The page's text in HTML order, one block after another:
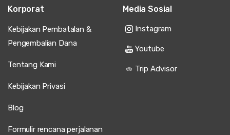
Korporat
Kebijakan Pembatalan &
Pengembalian Dana
Tentang Kami
Kebijakan Privasi
Blog
Formulir rencana perjalanan
Media Sosial
Instagram
Youtube
Trip Advisor